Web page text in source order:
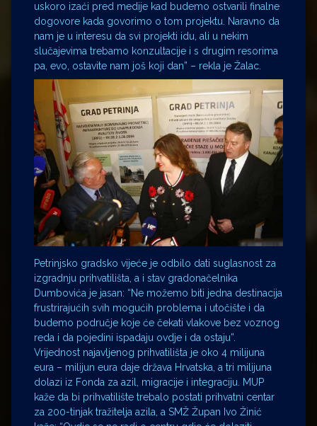
uskoro izaći pred medije kad budemo ostvarili finalne
dogovore kada govorimo o tom projektu. Naravno da
nam je u interesu da svi projekti idu, ali u nekim
slučajevima trebamo konzultacije i s drugim resorima
pa, evo, ostavite nam još koji dan” – rekla je Žalac.
Petrinjsko gradsko vijeće je odbilo dati suglasnost za
izgradnju prihvatilišta, a i stav gradonačelnika
Dumbovića je jasan: “Ne možemo biti jedna destinacija
frustrirajućih svih mogućih problema i utočište i da
budemo područje koje će čekati vlakove bez voznog
reda i da pojedini ispadaju ovdje i da ostaju”.
Vrijednost najavljenog prihvatilišta je oko 4 milijuna
eura – milijun eura daje država Hrvatska, a tri milijuna
dolazi iz Fonda za azil, migracije i integraciju. MUP
kaže da bi prihvatilište trebalo postati prihvatni centar
za 200-tinjak tražitelja azila, a SMŽ Župan Ivo Žinić